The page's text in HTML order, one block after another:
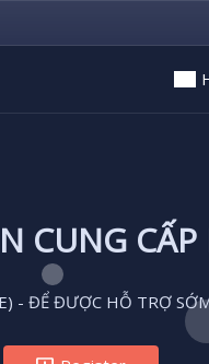
- ĐỂ ĐƯỢC HỖ TRỢ